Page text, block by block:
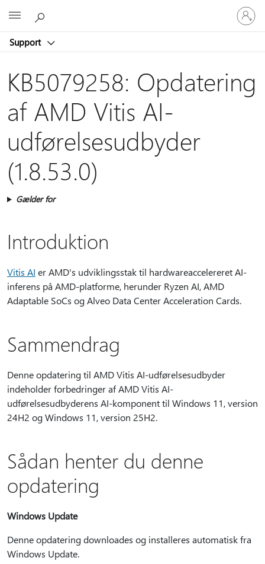
Support
Log
på
din
KB5079258: Opdatering
af AMD Vitis AI-
udførelsesudbyder
(1.8.53.0)
Gælder for
Introduktion
Vitis AI er AMD's udviklingsstak til hardwareaccelereret AI-
inferens på AMD-platforme, herunder Ryzen AI, AMD
Adaptable SoCs og Alveo Data Center Acceleration Cards.
Sammendrag
Denne opdatering til AMD Vitis AI-udførelsesudbyder
indeholder forbedringer af AMD Vitis AI-
udførelsesudbyderens AI-komponent til Windows 11, version
24H2 og Windows 11, version 25H2.
Sådan henter du denne
opdatering
Windows Update
Denne opdatering downloades og installeres automatisk fra
Windows Update.